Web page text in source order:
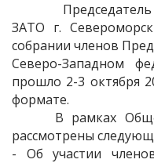
Председатель
ЗАТО г.
собрании членов
Северо-Западном
прошло 2-3 октября
формате.
В рамках
рассмотрены
- Об участии